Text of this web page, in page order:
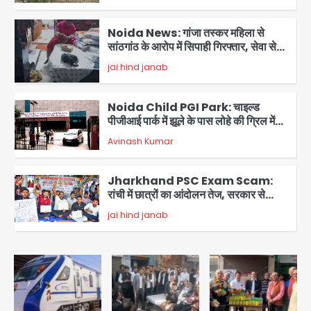
3
Noida News: गांजा तस्कर महिला से
सांठगांठ के आरोप में सिपाही गिरफ्तार, सेवा से
बर्खास्त, कई पुलिसकर्मियों में डर
jai hind janab
4
Noida Child PGI Park: चाइल्ड
पीजीआई पार्क में झूले के पास लोहे की ग्रिल में
उतरा करंट, 7 साल के बच्चे की हालत गंभीर,
बिजली विभाग पर लापरवाही का आरोप
Avinash Kumar
5
Jharkhand PSC Exam Scam:
रांची में छात्रों का आंदोलन तेज, सरकार से
बातचीत को तैयार, रखीं दो बड़ी शर्तें
jai hind janab
1
Noida road repair delays: नोएडा
में रंगीन लाइटों की चमक, लेकिन सड़कें अभी भी
उखड़ी: प्राधिकरण के सौंदर्यीकरण बनाम आम
आदमी की परेशानी
jai hind janab